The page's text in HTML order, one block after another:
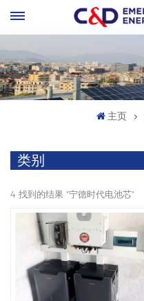
主页
类别
4 找到的结果 "宁德时代电池芯"